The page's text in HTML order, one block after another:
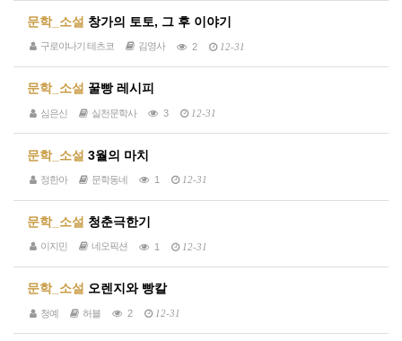
문학_소설 창가의 토토, 그 후 이야기
구로야나기 테츠코 김영사 2 12-31
문학_소설 꿀빵 레시피
심은신 실천문학사 3 12-31
문학_소설 3월의 마치
정한아 문학동네 1 12-31
문학_소설 청춘극한기
이지민 네오픽션 1 12-31
문학_소설 오렌지와 빵칼
청예 허블 2 12-31